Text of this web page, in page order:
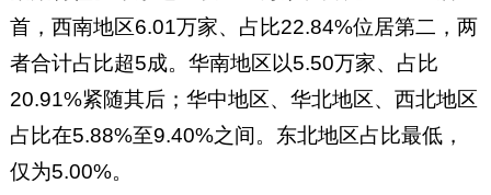
首，西南地区6.01万家、占比22.84%位居第二，两
者合计占比超5成。华南地区以5.50万家、占比
20.91%紧随其后；华中地区、华北地区、西北地区
占比在5.88%至9.40%之间。东北地区占比最低，
仅为5.00%。